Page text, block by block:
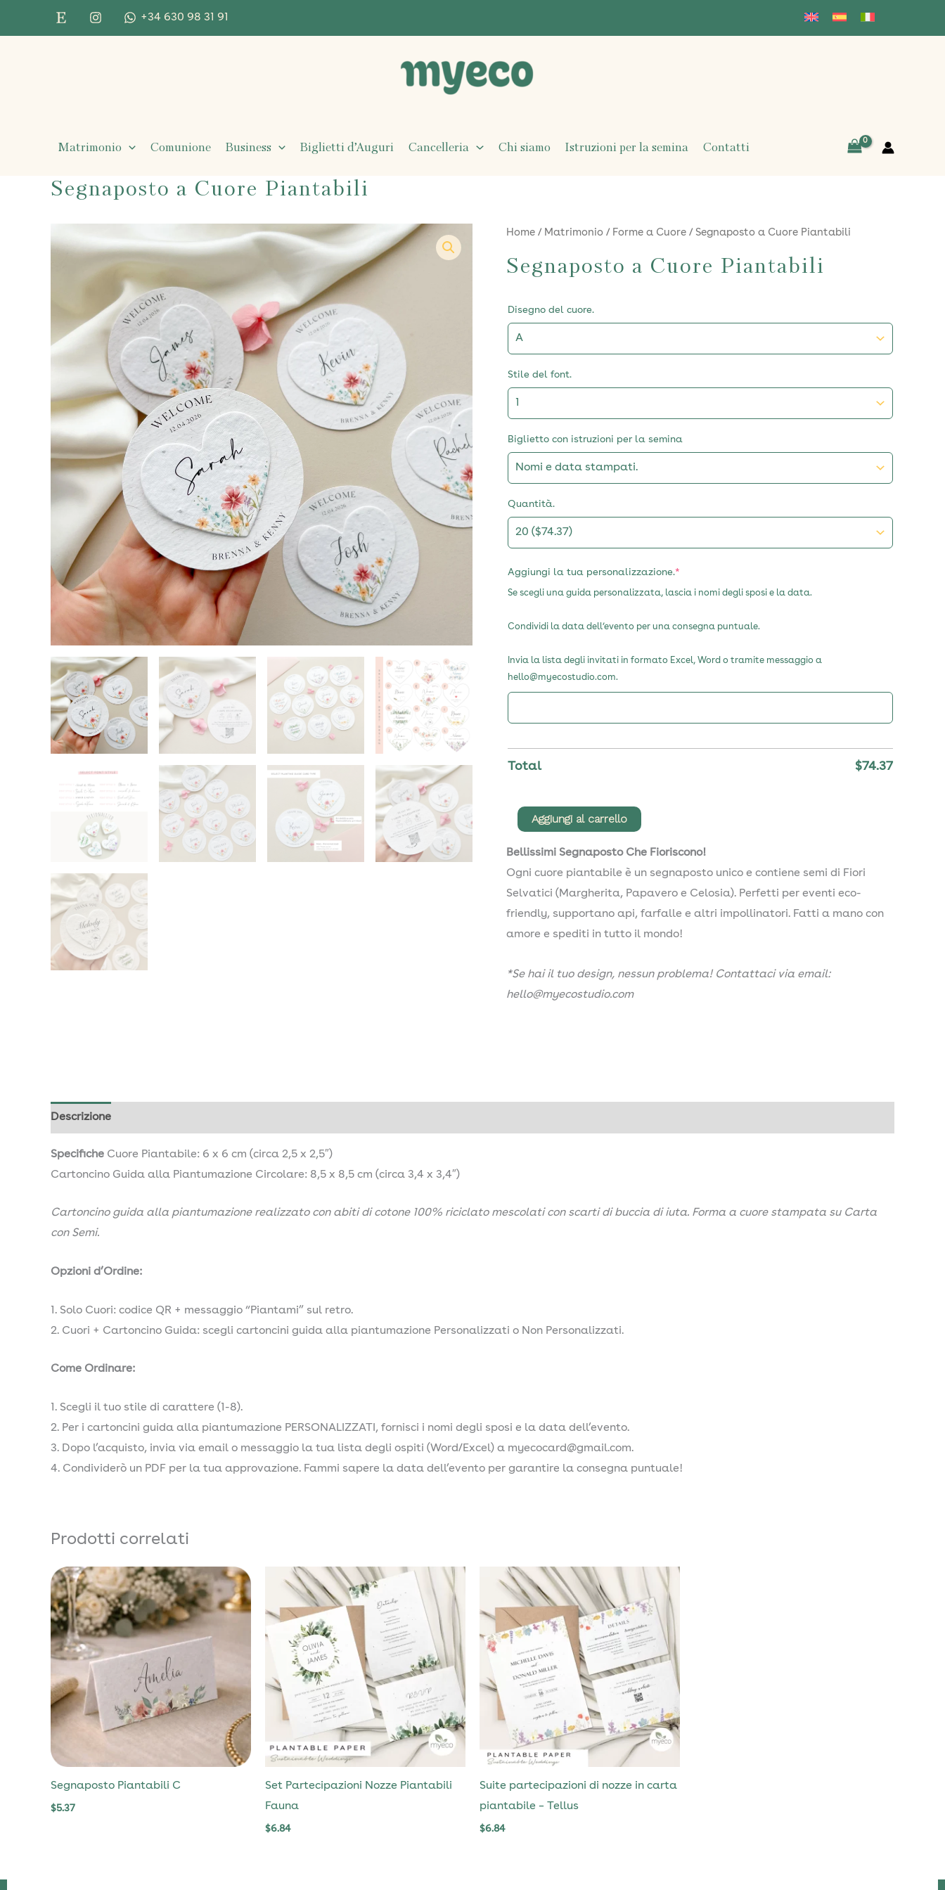
+34 630 98 31 91
Matrimonio Comunione Business Biglietti d’Auguri Cancelleria Chi siamo Istruzioni per la semina Contatti
Segnaposto a Cuore Piantabili
Home / Matrimonio / Forme a Cuore / Segnaposto a Cuore Piantabili
Segnaposto a Cuore Piantabili
Disegno del cuore.
Stile del font.
Biglietto con istruzioni per la semina
Quantità.
Aggiungi la tua personalizzazione.*
Se scegli una guida personalizzata, lascia i nomi degli sposi e la data.
Condividi la data dell’evento per una consegna puntuale.
Invia la lista degli invitati in formato Excel, Word o tramite messaggio a
hello@myecostudio.com.
Total $74.37
Segnaposto
Cuore
Piantabili
quantità
Aggiungi al carrello
Bellissimi Segnaposto Che Fioriscono!
Ogni cuore piantabile è un segnaposto unico e contiene semi di Fiori
Selvatici (Margherita, Papavero e Celosia). Perfetti per eventi eco-
friendly, supportano api, farfalle e altri impollinatori. Fatti a mano con
amore e spediti in tutto il mondo!
*Se hai il tuo design, nessun problema! Contattaci via email:
hello@myecostudio.com
Descrizione
Specifiche Cuore Piantabile: 6 x 6 cm (circa 2,5 x 2,5″)
Cartoncino Guida alla Piantumazione Circolare: 8,5 x 8,5 cm (circa 3,4 x 3,4″)
Cartoncino guida alla piantumazione realizzato con abiti di cotone 100% riciclato mescolati con scarti di buccia di iuta. Forma a cuore stampata su Carta
con Semi.
Opzioni d’Ordine:
1. Solo Cuori: codice QR + messaggio “Piantami” sul retro.
2. Cuori + Cartoncino Guida: scegli cartoncini guida alla piantumazione Personalizzati o Non Personalizzati.
Come Ordinare:
1. Scegli il tuo stile di carattere (1-8).
2. Per i cartoncini guida alla piantumazione PERSONALIZZATI, fornisci i nomi degli sposi e la data dell’evento.
3. Dopo l’acquisto, invia via email o messaggio la tua lista degli ospiti (Word/Excel) a myecocard@gmail.com.
4. Condividerò un PDF per la tua approvazione. Fammi sapere la data dell’evento per garantire la consegna puntuale!
Prodotti correlati
Segnaposto Piantabili C
$5.37
Set Partecipazioni Nozze Piantabili
Fauna
$6.84
Suite partecipazioni di nozze in carta
piantabile – Tellus
$6.84